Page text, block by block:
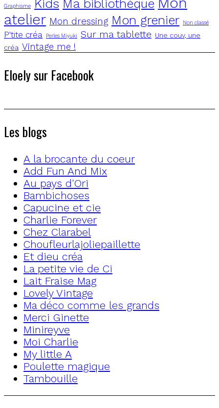
Graphisme Kids Ma bibliothèque
atelier Mon dressing Mon grenier Non classé
P'tite créa Perles Miyuki Sur ma tablette Une couv, une
créa Vintage me !
Eloely sur Facebook
Les blogs
A la brocante du coeur
Add Fun And Mix
Au pays d'Ori
Bambichoses
Capucine et cie
Charlie Forever
Chez Clarabel
Choufleurlajoliepaillette
Et dieu créa
La petite vie de Ci
Lait Fraise Mag
Lovely Vintage
Ma déco comme les grands
Merci Ginette
Minireyve
Moi Charlie
My little A
Poulette magique
Tambouille